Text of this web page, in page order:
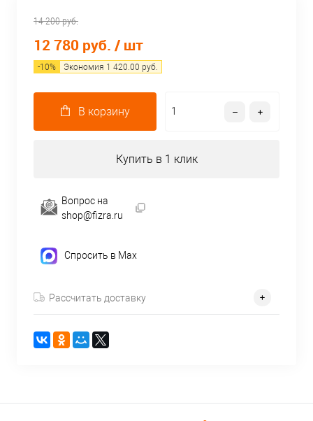
14 200 руб.
12 780 руб. / шт
-10% Экономия 1 420.00 руб.
В корзину
Купить в 1 клик
Вопрос на
shop@fizra.ru
Спросить в Max
Рассчитать доставку